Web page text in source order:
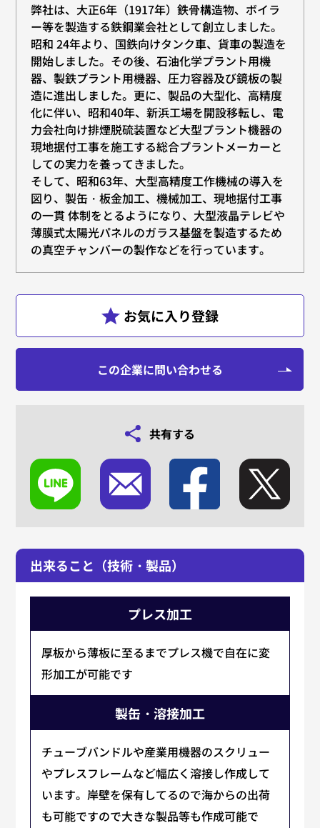
弊社は、大正6年（1917年）鉄骨構造物、ボイラ
ー等を製造する鉄鋼業会社として創立しました。
昭和 24年より、国鉄向けタンク車、貨車の製造を
開始しました。その後、石油化学プラント用機
器、製鉄プラント用機器、圧力容器及び鏡板の製
造に進出しました。更に、製品の大型化、高精度
化に伴い、昭和40年、新浜工場を開設移転し、電
力会社向け排煙脱硫装置など大型プラント機器の
現地据付工事を施工する総合プラントメーカーと
しての実力を養ってきました。
そして、昭和63年、大型高精度工作機械の導入を
図り、製缶・板金加工、機械加工、現地据付工事
の一貫 体制をとるようになり、大型液晶テレビや
薄膜式太陽光パネルのガラス基盤を製造するため
の真空チャンバーの製作などを行っています。
この企業に問い合わせる
共有する
出来ること（技術・製品）
プレス加工
厚板から薄板に至るまでプレス機で自在に変
形加工が可能です
製缶・溶接加工
チューブバンドルや産業用機器のスクリュー
やプレスフレームなど幅広く溶接し作成して
います。岸壁を保有してるので海からの出荷
も可能ですので大きな製品等も作成可能で